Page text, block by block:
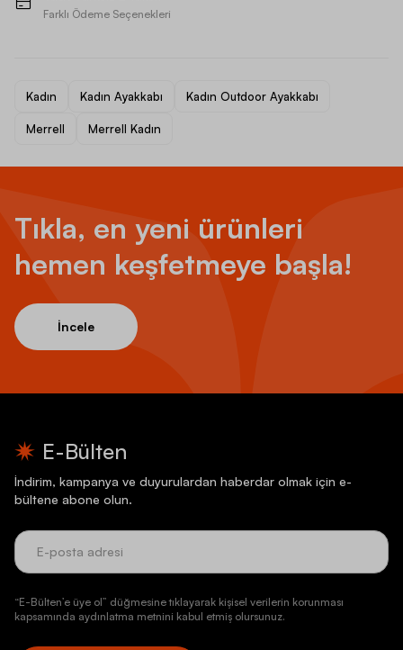
Farklı Ödeme Seçenekleri
Kadın Kadın Ayakkabı Kadın Outdoor Ayakkabı
Merrell Merrell Kadın
Tıkla, en yeni ürünleri
hemen keşfetmeye başla!
İncele
E-Bülten
İndirim, kampanya ve duyurulardan haberdar olmak için e-
bültene abone olun.
“E-Bülten’e üye ol” düğmesine tıklayarak kişisel verilerin korunması
kapsamında aydınlatma metnini kabul etmiş olursunuz.